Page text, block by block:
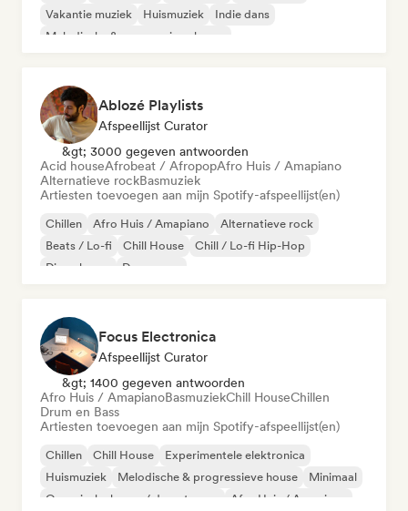
Vakantie muziek
Huismuziek
Indie dans
Melodische & progressieve house
Ablozé Playlists
Afspeellijst Curator
&gt; 3000 gegeven antwoorden
Acid houseAfrobeat / AfropopAfro Huis / Amapiano
Alternatieve rockBasmuziek
Artiesten toevoegen aan mijn Spotify-afspeellijst(en)
Chillen Afro Huis / Amapiano
Alternatieve rock
Beats / Lo-fi
Chill House
Chill / Lo-fi Hip-Hop
Diepe house
Droompop
Focus Electronica
Afspeellijst Curator
&gt; 1400 gegeven antwoorden
Afro Huis / AmapianoBasmuziekChill HouseChillen
Drum en Bass
Artiesten toevoegen aan mijn Spotify-afspeellijst(en)
Chillen Chill House
Experimentele elektronica
Huismuziek
Melodische & progressieve house
Minimaal
Organische house / downtempo
Afro Huis / Amapiano